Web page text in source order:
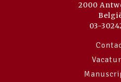
2000
03-